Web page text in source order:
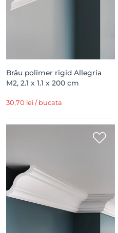
Brâu polimer rigid Allegria
M2, 2.1 x 1.1 x 200 cm
30,70 lei / bucata